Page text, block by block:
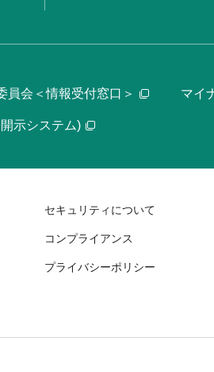
員会＜情報受付窓口＞ マイ
示システム)
セキュリティについて
コンプライアンス
プライバシーポリシー